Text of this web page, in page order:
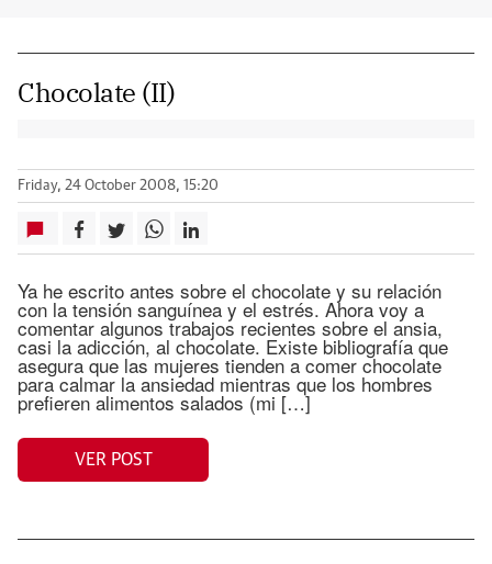
Chocolate (II)
Friday, 24 October 2008, 15:20
Ya he escrito antes sobre el chocolate y su relación
con la tensión sanguínea y el estrés. Ahora voy a
comentar algunos trabajos recientes sobre el ansia,
casi la adicción, al chocolate. Existe bibliografía que
asegura que las mujeres tienden a comer chocolate
para calmar la ansiedad mientras que los hombres
prefieren alimentos salados (mi […]
VER POST